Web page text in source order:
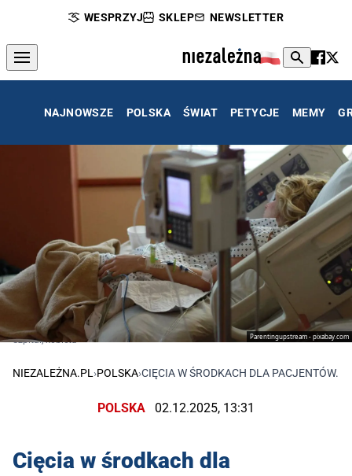
WESPRZYJ SKLEP NEWSLETTER
NAJNOWSZE POLSKA ŚWIAT PETYCJE MEMY
Parentingupstream - pixabay.com
Szpital, kobieta
NIEZALEŻNA.PL ›POLSKA›CIĘCIA W ŚRODKACH DLA PACJENTÓW.
POLSKA 02.12.2025, 13:31
Cięcia w środkach dla